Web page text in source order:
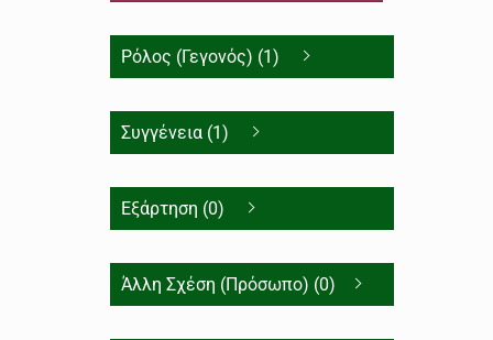
Ρόλος (Γεγονός) (1)
Συγγένεια (1)
Εξάρτηση (0)
Άλλη Σχέση (Πρόσωπο) (0)